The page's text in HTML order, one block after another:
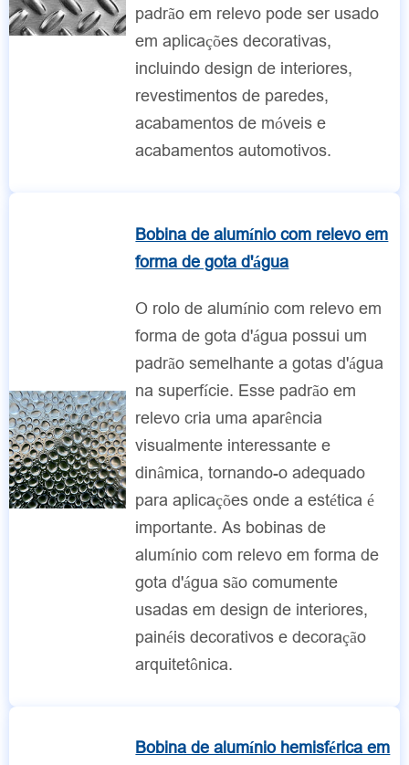
padrão em relevo pode ser usado
em aplicações decorativas,
incluindo design de interiores,
revestimentos de paredes,
acabamentos de móveis e
acabamentos automotivos.
Bobina de alumínio com relevo em
forma de gota d'água
O rolo de alumínio com relevo em
forma de gota d'água possui um
padrão semelhante a gotas d'água
na superfície. Esse padrão em
relevo cria uma aparência
visualmente interessante e
dinâmica, tornando-o adequado
para aplicações onde a estética é
importante. As bobinas de
alumínio com relevo em forma de
gota d'água são comumente
usadas em design de interiores,
painéis decorativos e decoração
arquitetônica.
Bobina de alumínio hemisférica em